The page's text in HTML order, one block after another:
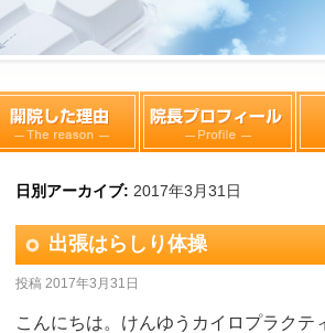
日別アーカイブ: 2017年3月31日
出張はらしり体操
投稿 2017年3月31日
こんにちは。けんゆうカイロプラクテ